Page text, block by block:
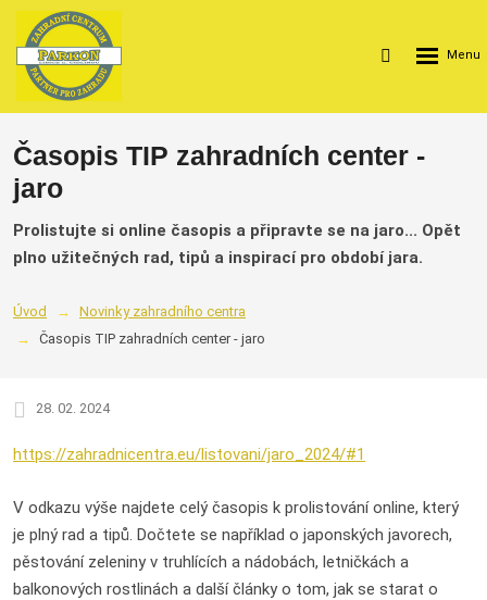
Vyhledávání
Rozbalení
Časopis TIP zahradních center -
jaro
Prolistujte si online časopis a připravte se na jaro... Opět
plno užitečných rad, tipů a inspirací pro období jara.
Úvod
Novinky zahradního centra
Časopis TIP zahradních center - jaro
28. 02. 2024
https://zahradnicentra.eu/listovani/jaro_2024/#1
V odkazu výše najdete celý časopis k prolistování online, který
je plný rad a tipů. Dočtete se například o japonských javorech,
pěstování zeleniny v truhlících a nádobách, letničkách a
balkonových rostlinách a další články o tom, jak se starat o